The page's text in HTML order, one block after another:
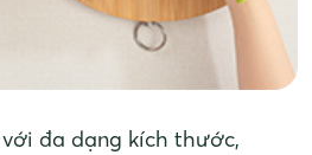
đa dạng kích thước,